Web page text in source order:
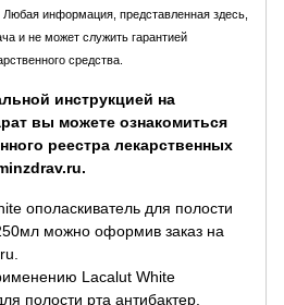
информация, представленная здесь,
и не может служить гарантией
средства.
инструкцией на
вы можете ознакомиться
реестра лекарственных
ополаскиватель для полости
можно оформив заказ на
Lacalut White
полости рта антибактер.